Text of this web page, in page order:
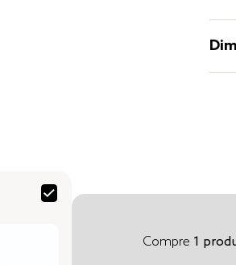
Compre 1